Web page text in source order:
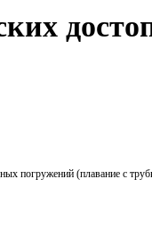
погружений (плавание с